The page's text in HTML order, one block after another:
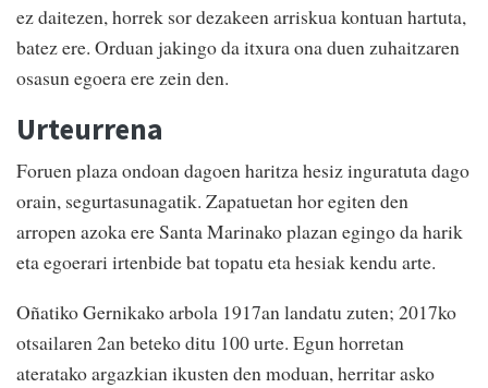
ez daitezen, horrek sor dezakeen arriskua kontuan hartuta,
batez ere. Orduan jakingo da itxura ona duen zuhaitzaren
osasun egoera ere zein den.
Urteurrena
Foruen plaza ondoan dagoen haritza hesiz inguratuta dago
orain, segurtasunagatik. Zapatuetan hor egiten den
arropen azoka ere Santa Marinako plazan egingo da harik
eta egoerari irtenbide bat topatu eta hesiak kendu arte.
Oñatiko Gernikako arbola 1917an landatu zuten; 2017ko
otsailaren 2an beteko ditu 100 urte. Egun horretan
ateratako argazkian ikusten den moduan, herritar asko